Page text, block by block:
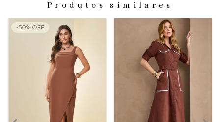
Produtos similares
-50% OFF